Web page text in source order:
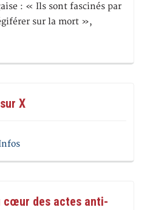
: « Ils sont fascinés par
sur la mort »,
X
cœur des actes anti-